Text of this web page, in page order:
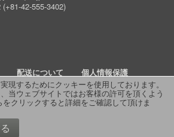
現するためにクッキーを使用しております。
当ウェブサイトではお客様の許可を頂くよう
をクリックすると詳細をご確認して頂けま
(+81-42-555-3402)
配送について
個人情報保護
あるご質問 お問い合わせ RSS
© 2011 J Boutique